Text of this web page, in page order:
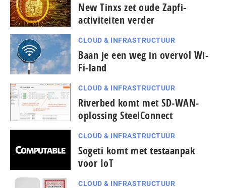
New Tinxs zet oude Zapfi-
activiteiten verder
CLOUD & INFRASTRUCTUUR
Baan je een weg in overvol Wi-
Fi-land
CLOUD & INFRASTRUCTUUR
Riverbed komt met SD-WAN-
oplossing SteelConnect
CLOUD & INFRASTRUCTUUR
Sogeti komt met testaanpak
voor IoT
CLOUD & INFRASTRUCTUUR